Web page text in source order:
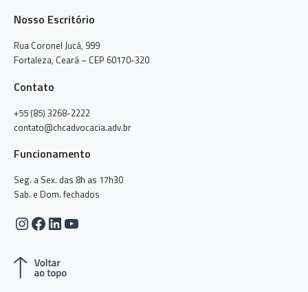
Nosso Escritório
Rua Coronel Jucá, 999
Fortaleza, Ceará – CEP 60170-320
Contato
+55 (85) 3268-2222
contato@chcadvocacia.adv.br
Funcionamento
Seg. a Sex. das 8h as 17h30
Sab. e Dom. fechados
Instagram
Facebook
LinkedIn
Youtube